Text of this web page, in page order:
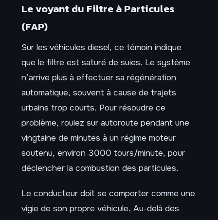
Le voyant du Filtre à Particules
(FAP)
Sur les véhicules diesel, ce témoin indique
que le filtre est saturé de suies. Le système
n’arrive plus à effectuer sa régénération
automatique, souvent à cause de trajets
urbains trop courts. Pour résoudre ce
problème, roulez sur autoroute pendant une
vingtaine de minutes à un régime moteur
soutenu, environ 3000 tours/minute, pour
déclencher la combustion des particules.
Le conducteur doit se comporter comme une
vigie de son propre véhicule. Au-delà des